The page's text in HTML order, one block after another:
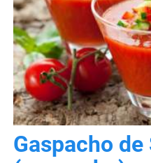
Gaspacho de